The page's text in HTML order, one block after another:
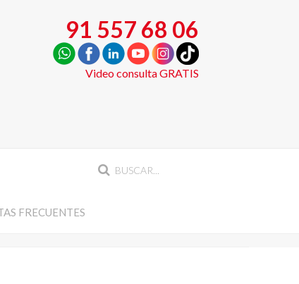
91 557 68 06
Video consulta GRATIS
FRECUENTES